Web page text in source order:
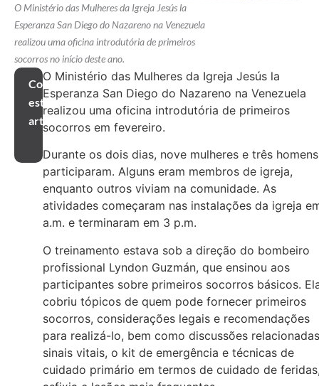
O Ministério das Mulheres da Igreja Jesús la
Esperanza San Diego do Nazareno na Venezuela
realizou uma oficina introdutória de primeiros
socorros no início deste ano.
Compartilhar
este
artigo
O Ministério das Mulheres da Igreja Jesús la
Esperanza San Diego do Nazareno na Venezuela
realizou uma oficina introdutória de primeiros
socorros em fevereiro.
Durante os dois dias, nove mulheres e três homens
participaram. Alguns eram membros de igreja,
enquanto outros viviam na comunidade. As
atividades começaram nas instalações da igreja
a.m. e terminaram em 3 p.m.
O treinamento estava sob a direção do bombeiro
profissional Lyndon Guzmán, que ensinou aos
participantes sobre primeiros socorros básicos.
cobriu tópicos de quem pode fornecer primeiros
socorros, considerações legais e recomendações
para realizá-lo, bem como discussões
sinais vitais, o kit de emergência e técnicas de
cuidado primário em termos de cuidado de